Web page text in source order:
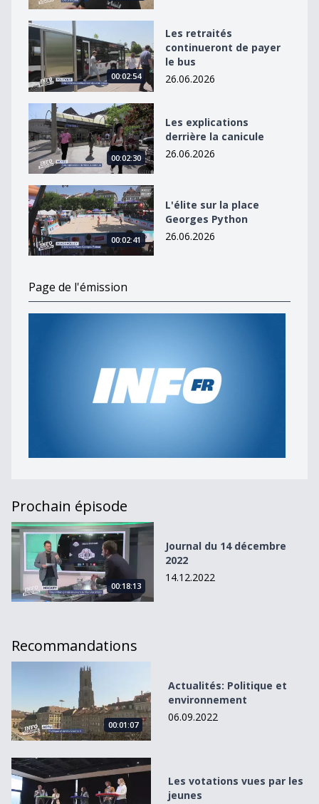
Les retraités continueront de payer le bus
00:02:54
Les retraités
continueront de payer
le bus
26.06.2026
Les explications derrière la canicule
00:02:30
Les explications
derrière la canicule
26.06.2026
L&#039;élite sur la place Georges Python
00:02:41
L'élite sur la place
Georges Python
26.06.2026
Page de l'émission
Prochain épisode
Journal du 14 décembre 2022
00:18:13
Journal du 14 décembre
2022
14.12.2022
Recommandations
Actualités: Politique et environnement
00:01:07
Actualités: Politique et
environnement
06.09.2022
Les votations vues par les jeunes
Les votations vues par les
jeunes